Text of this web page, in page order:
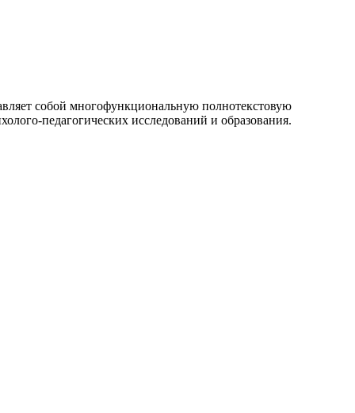
собой многофункциональную полнотекстовую
педагогических исследований и образования.